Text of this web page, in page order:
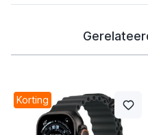
Korting